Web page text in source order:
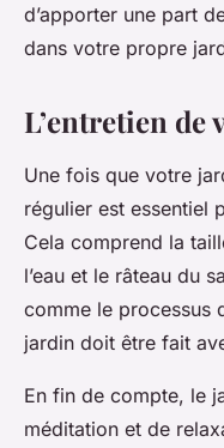
d’apporter une part
dans votre propre
L’entretien
Une fois que votre
régulier est essentiel
Cela comprend la
l’eau et le râteau du
comme le processus
jardin doit être fait
En fin de compte, le
méditation et de